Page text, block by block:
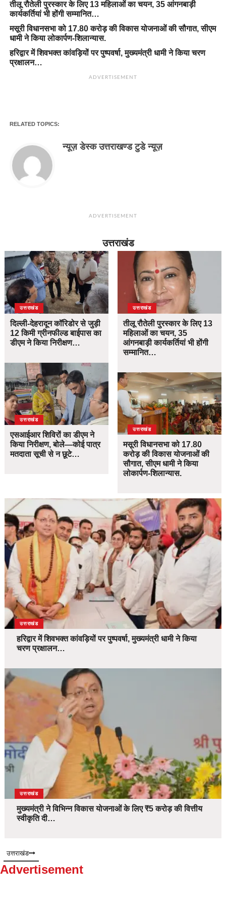
तीलू रौतेली पुरस्कार के लिए 13 महिलाओं का चयन, 35 आंगनबाड़ी
कार्यकर्तियां भी होंगी सम्मानित…
मसूरी विधानसभा को 17.80 करोड़ की विकास योजनाओं की सौगात, सीएम
धामी ने किया लोकार्पण-शिलान्यास.
हरिद्वार में शिवभक्त कांवड़ियों पर पुष्पवर्षा, मुख्यमंत्री धामी ने किया चरण
प्रक्षालन…
ADVERTISEMENT
RELATED TOPICS:
न्यूज़ डेस्क उत्तराखण्ड टुडे न्यूज़
ADVERTISEMENT
उत्तराखंड
उत्तराखंड
दिल्ली-देहरादून कॉरिडोर से जुड़ी
12 किमी ग्रीनफील्ड बाईपास का
डीएम ने किया निरीक्षण…
उत्तराखंड
एसआईआर शिविरों का डीएम ने
किया निरीक्षण, बोले—कोई पात्र
मतदाता सूची से न छूटे…
उत्तराखंड
तीलू रौतेली पुरस्कार के लिए 13
महिलाओं का चयन, 35
आंगनबाड़ी कार्यकर्तियां भी होंगी
सम्मानित…
उत्तराखंड
मसूरी विधानसभा को 17.80
करोड़ की विकास योजनाओं की
सौगात, सीएम धामी ने किया
लोकार्पण-शिलान्यास.
उत्तराखंड
हरिद्वार में शिवभक्त कांवड़ियों पर पुष्पवर्षा, मुख्यमंत्री धामी ने किया
चरण प्रक्षालन…
उत्तराखंड
मुख्यमंत्री ने विभिन्न विकास योजनाओं के लिए ₹5 करोड़ की वित्तीय
स्वीकृति दी…
उत्तराखंड
Advertisement